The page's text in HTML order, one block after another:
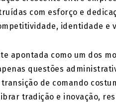
com esforço e
identidade e
apontada como um dos
questões
de comando
tradição e inovação,